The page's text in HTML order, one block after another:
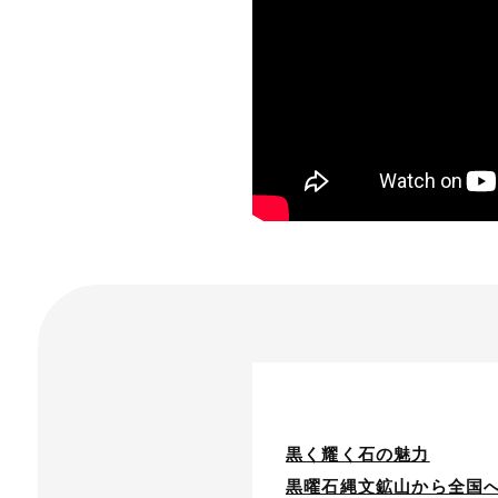
黒く耀く石の魅力
黒曜石縄文鉱山から全国